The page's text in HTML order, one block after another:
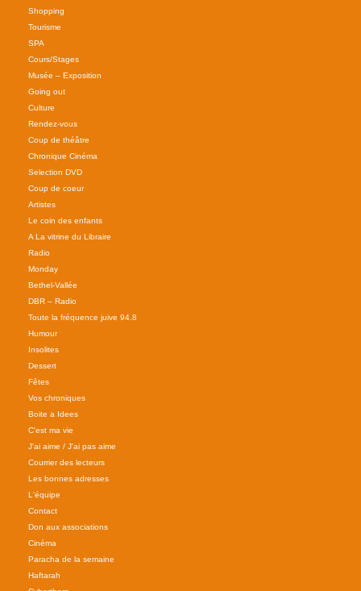
Shopping
Tourisme
SPA
Cours/Stages
Musée – Exposition
Going out
Culture
Rendez-vous
Coup de théâtre
Chronique Cinéma
Selection DVD
Coup de coeur
Artistes
Le coin des enfants
A La vitrine du Libraire
Radio
Monday
Bethel-Vallée
DBR – Radio
Toute la fréquence juive 94.8
Humour
Insolites
Dessert
Fêtes
Vos chroniques
Boite a Idees
C'est ma vie
J'ai aime / J'ai pas aime
Courrier des lecteurs
Les bonnes adresses
L'équipe
Contact
Don aux associations
Cinéma
Paracha de la semaine
Haftarah